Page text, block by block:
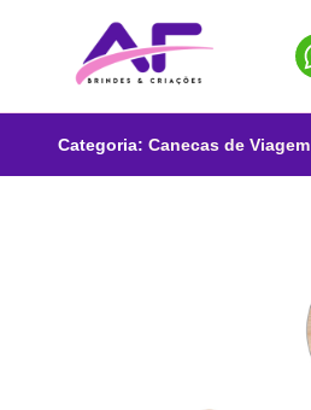
Categoria: Canecas de Viagem